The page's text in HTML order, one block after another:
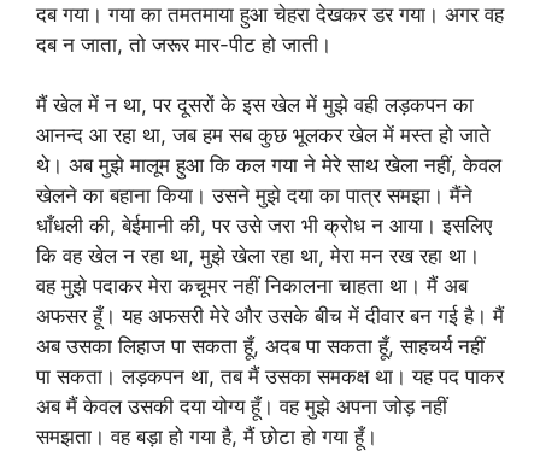
दब गया। गया का तमतमाया हुआ चेहरा देखकर डर गया। अगर वह
दब न जाता, तो जरूर मार-पीट हो जाती।
मैं खेल में न था, पर दूसरों के इस खेल में मुझे वही लड़कपन का
आनन्द आ रहा था, जब हम सब कुछ भूलकर खेल में मस्त हो जाते
थे। अब मुझे मालूम हुआ कि कल गया ने मेरे साथ खेला नहीं, केवल
खेलने का बहाना किया। उसने मुझे दया का पात्र समझा। मैंने
धाँधली की, बेईमानी की, पर उसे जरा भी क्रोध न आया। इसलिए
कि वह खेल न रहा था, मुझे खेला रहा था, मेरा मन रख रहा था।
वह मुझे पदाकर मेरा कचूमर नहीं निकालना चाहता था। मैं अब
अफसर हूँ। यह अफसरी मेरे और उसके बीच में दीवार बन गई है। मैं
अब उसका लिहाज पा सकता हूँ, अदब पा सकता हूँ, साहचर्य नहीं
पा सकता। लड़कपन था, तब मैं उसका समकक्ष था। यह पद पाकर
अब मैं केवल उसकी दया योग्य हूँ। वह मुझे अपना जोड़ नहीं
समझता। वह बड़ा हो गया है, मैं छोटा हो गया हूँ।